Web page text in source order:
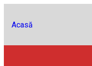
Acasă